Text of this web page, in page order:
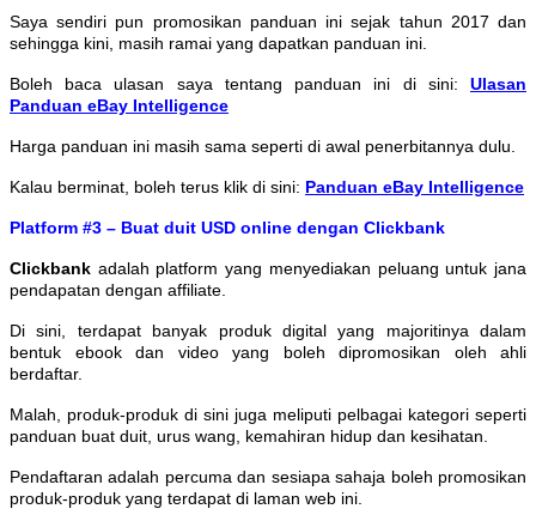
Saya sendiri pun promosikan panduan ini sejak tahun 2017 dan
sehingga kini, masih ramai yang dapatkan panduan ini.
Boleh baca ulasan saya tentang panduan ini di sini: Ulasan
Panduan eBay Intelligence
Harga panduan ini masih sama seperti di awal penerbitannya dulu.
Kalau berminat, boleh terus klik di sini: Panduan eBay Intelligence
Platform #3 – Buat duit USD online dengan Clickbank
Clickbank adalah platform yang menyediakan peluang untuk jana
pendapatan dengan affiliate.
Di sini, terdapat banyak produk digital yang majoritinya dalam
bentuk ebook dan video yang boleh dipromosikan oleh ahli
berdaftar.
Malah, produk-produk di sini juga meliputi pelbagai kategori seperti
panduan buat duit, urus wang, kemahiran hidup dan kesihatan.
Pendaftaran adalah percuma dan sesiapa sahaja boleh promosikan
produk-produk yang terdapat di laman web ini.